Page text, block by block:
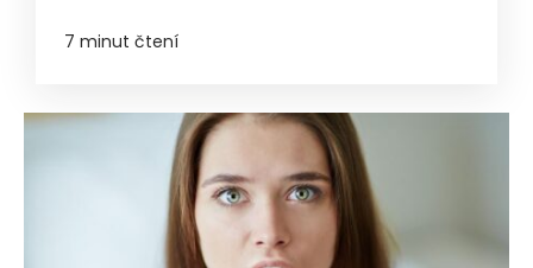
7 minut čtení